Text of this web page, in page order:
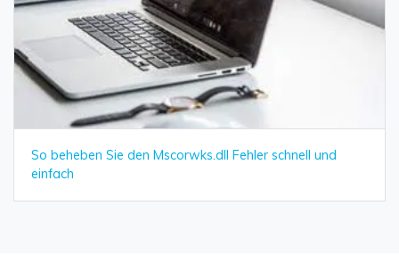
So beheben Sie den Mscorwks.dll Fehler schnell und
einfach